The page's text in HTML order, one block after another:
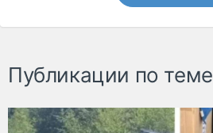
Публикации по теме